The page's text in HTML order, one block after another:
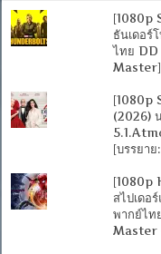
[1080p
ธันเดอร์
ไทย DD
Master]
[1080p
(2026)
[บรรยา
[1080p
สไปเดอ
พากย์ไท
Master